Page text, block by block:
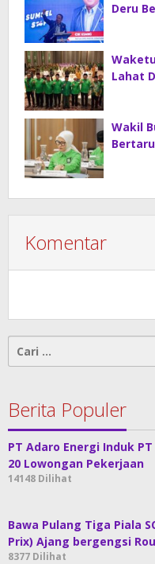
Deru
Lahat
Wakil
Komentar
untuk:
Berita Populer
PT Adaro Energi Induk
20 Lowongan Pekerjaan
14148 Dilihat
Bawa Pulang Tiga Piala
Prix) Ajang bergengsi
8377 Dilihat